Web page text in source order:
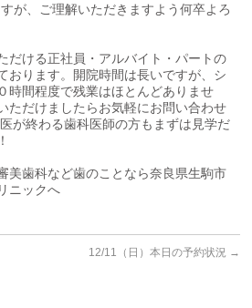
が、ご理解いただきますよう何卒よろ
だける正社員・アルバイト・パートの
おります。開院時間は長いですが、シ
時間程度で残業はほとんどありませ
ただけましたらお気軽にお問い合わせ
が終わる歯科医師の方もまずは見学だ
美歯科など歯のことなら奈良県生駒市
ニックへ
12/11（日）本日の予約状況 →